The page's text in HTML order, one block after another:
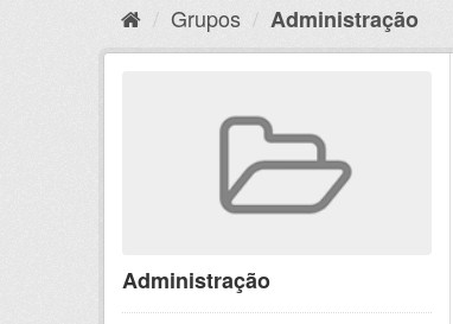
Grupos Administração
Administração